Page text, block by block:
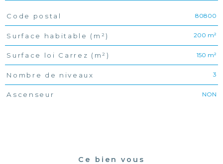
TRAD_PAMPERO_Caracteristique
Code postal 80800
Surface habitable (m²) 200 m²
Surface loi Carrez (m²) 150 m²
Nombre de niveaux 3
Ascenseur NON
Ce bien vous